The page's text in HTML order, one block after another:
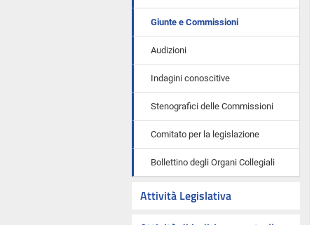
Giunte e Commissioni
Audizioni
Indagini conoscitive
Stenografici delle Commissioni
Comitato per la legislazione
Bollettino degli Organi Collegiali
Attività Legislativa